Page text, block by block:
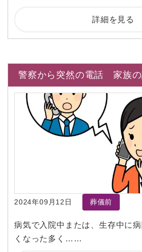
詳細を見る
警察から突然の電話 家族の
2024年09月12日 葬儀前
病気で入院中または、生存中に
くなった多く……